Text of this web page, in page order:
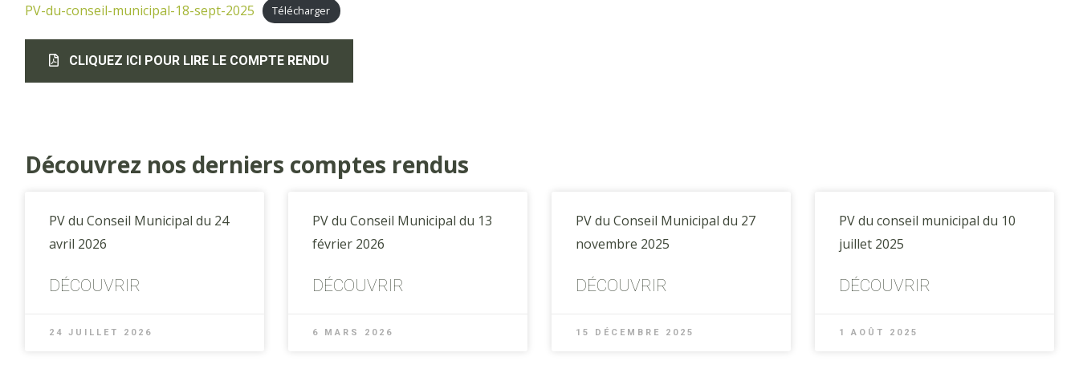
PV-du-conseil-municipal-18-sept-2025 Télécharger
CLIQUEZ ICI POUR LIRE LE COMPTE RENDU
Découvrez nos derniers comptes rendus
PV du Conseil Municipal du 24
avril 2026
DÉCOUVRIR
24 JUILLET 2026
PV du Conseil Municipal du 13
février 2026
DÉCOUVRIR
6 MARS 2026
PV du Conseil Municipal du 27
novembre 2025
DÉCOUVRIR
15 DÉCEMBRE 2025
PV du conseil municipal du 10
juillet 2025
DÉCOUVRIR
1 AOÛT 2025